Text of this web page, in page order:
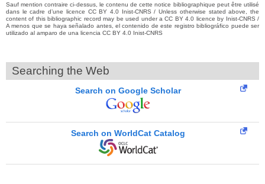
Sauf mention contraire ci-dessus, le contenu de cette notice bibliographique peut être utilisé
dans le cadre d’une licence CC BY 4.0 Inist-CNRS / Unless otherwise stated above, the
content of this bibliographic record may be used under a CC BY 4.0 licence by Inist-CNRS /
A menos que se haya señalado antes, el contenido de este registro bibliográfico puede ser
utilizado al amparo de una licencia CC BY 4.0 Inist-CNRS
Searching the Web
Search on Google Scholar
Search on WorldCat Catalog